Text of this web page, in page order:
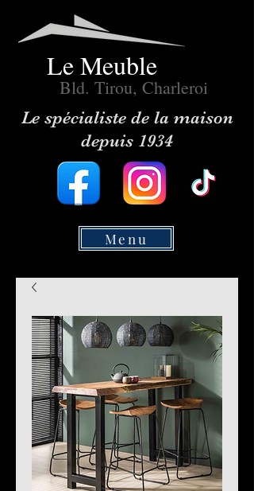
Le Meuble
Bld. Tirou, Charleroi
Le spécialiste de la maison
depuis 1934
Menu